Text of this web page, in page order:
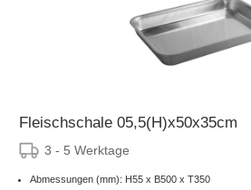
Fleischschale 05,5(H)x50x35cm
3 - 5 Werktage
Abmessungen (mm): H55 x B500 x T350